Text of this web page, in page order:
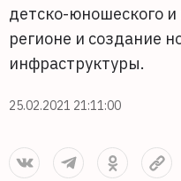
детско-юношеского и
регионе и создание
инфраструктуры.
25.02.2021 21:11:00